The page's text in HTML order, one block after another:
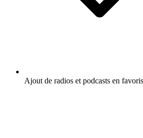
Ajout de radios et podcasts en favoris